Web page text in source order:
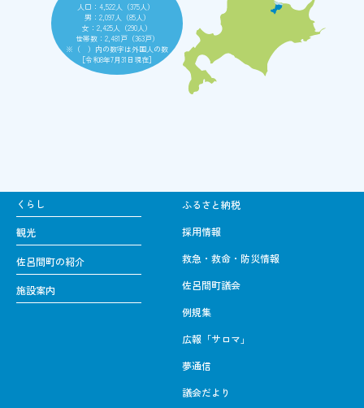
人口：4,522人（375人）
男：2,097人（85人）
女：2,425人（290人）
世帯数：2,481戸（363戸）
※（ ）内の数字は外国人の数
［令和8年7月31日現在］
くらし
観光
佐呂間町の紹介
施設案内
ふるさと納税
採用情報
救急・救命・防災情報
佐呂間町議会
例規集
広報「サロマ」
夢通信
議会だより